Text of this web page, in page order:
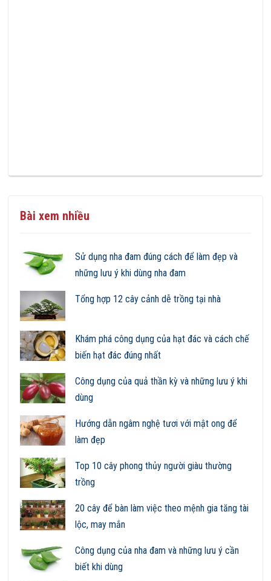
Bài xem nhiều
Sử dụng nha đam đúng cách để làm đẹp và
những lưu ý khi dùng nha đam
Tổng hợp 12 cây cảnh dễ trồng tại nhà
Khám phá công dụng của hạt đác và cách chế
biến hạt đác đúng nhất
Công dụng của quả thần kỳ và những lưu ý khi
dùng
Hướng dẫn ngâm nghệ tươi với mật ong để
làm đẹp
Top 10 cây phong thủy người giàu thường
trồng
20 cây để bàn làm việc theo mệnh gia tăng tài
lộc, may mắn
Công dụng của nha đam và những lưu ý cần
biết khi dùng